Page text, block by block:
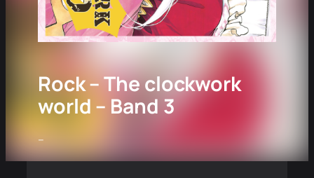
Rock – The clockwork
world – Band 3
–